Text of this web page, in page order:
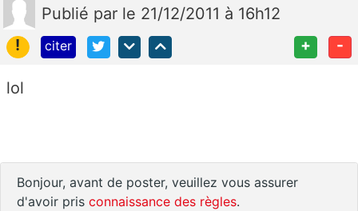
Publié par le 21/12/2011 à 16h12
!
citer + -
lol
Bonjour, avant de poster, veuillez vous assurer
d'avoir pris connaissance des règles.